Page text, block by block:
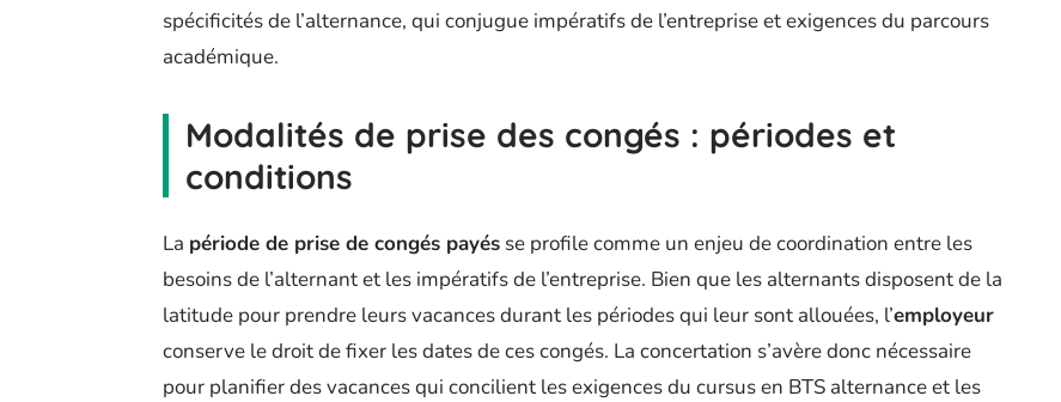
spécificités de l’alternance, qui conjugue impératifs de l’entreprise et exigences du parcours
académique.
Modalités de prise des congés : périodes et
conditions
La période de prise de congés payés se profile comme un enjeu de coordination entre les
besoins de l’alternant et les impératifs de l’entreprise. Bien que les alternants disposent de la
latitude pour prendre leurs vacances durant les périodes qui leur sont allouées, l’employeur
conserve le droit de fixer les dates de ces congés. La concertation s’avère donc nécessaire
pour planifier des vacances qui concilient les exigences du cursus en BTS alternance et les